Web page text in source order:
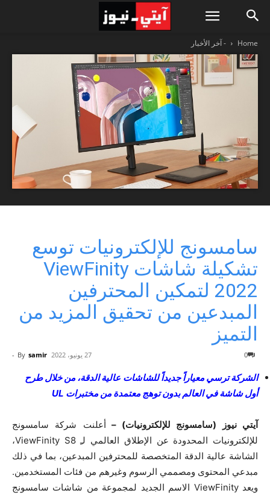
Home - آخر الأخبار
سامسونج للإلكترونيات توسع
تشكيلة شاشات ViewFinity
2022 لتمكين المحترفين
المبدعين من تحقيق المزيد من
التميز
By samir
- 27 يونيو، 2022 0
الشركة ترسي معياراً جديداً للشاشات عالية الدقة، من خلال طرح
أول شاشة في العالم بدون توهج معتمدة من مختبرات UL
آيتي نيوز (سامسونج للإلكترونيات) –أعلنت شركة سامسونج
للإلكترونيات المحدودة عن الإطلاق العالمي لـِ ViewFinity S8،
الشاشة عالية الدقة المتخصصة للمحترفين المبدعين، بما في ذلك
مبدعي المحتوى ومصممي الرسوم وغيرهم من فئات المستخدمين.
ويعد ViewFinity الاسم الجديد لمجموعة من شاشات سامسونج